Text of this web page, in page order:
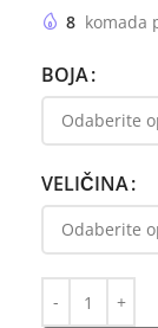
8 komada
BOJA
VELIČINA